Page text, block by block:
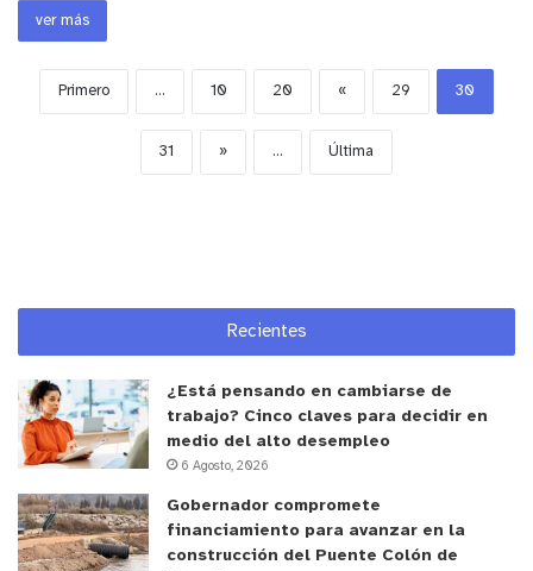
ver más
Primero ... 10 20 « 29 30
31 » ... Última
Recientes
¿Está pensando en cambiarse de
trabajo? Cinco claves para decidir en
medio del alto desempleo
6 Agosto, 2026
Gobernador compromete
financiamiento para avanzar en la
construcción del Puente Colón de